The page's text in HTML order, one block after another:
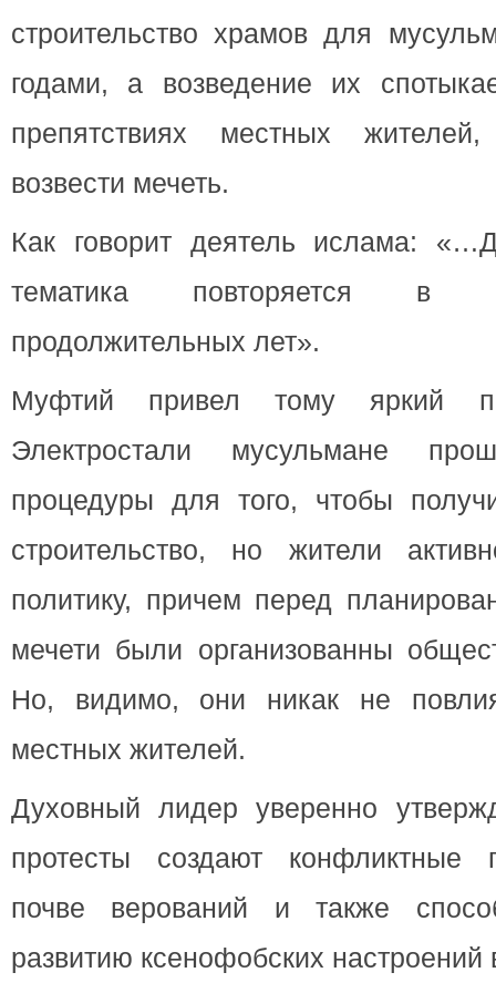
строительство храмов для
годами, а возведение их
препятствиях местных
возвести мечеть.
Как говорит деятель ислама:
тематика повторяется в
продолжительных лет».
Муфтий привел тому яркий
Электростали мусульмане
процедуры для того, чтобы
строительство, но жители
политику, причем перед
мечети были организованны
Но, видимо, они никак не
местных жителей.
Духовный лидер уверенно
протесты создают конфликтные
почве верований и также
развитию ксенофобских